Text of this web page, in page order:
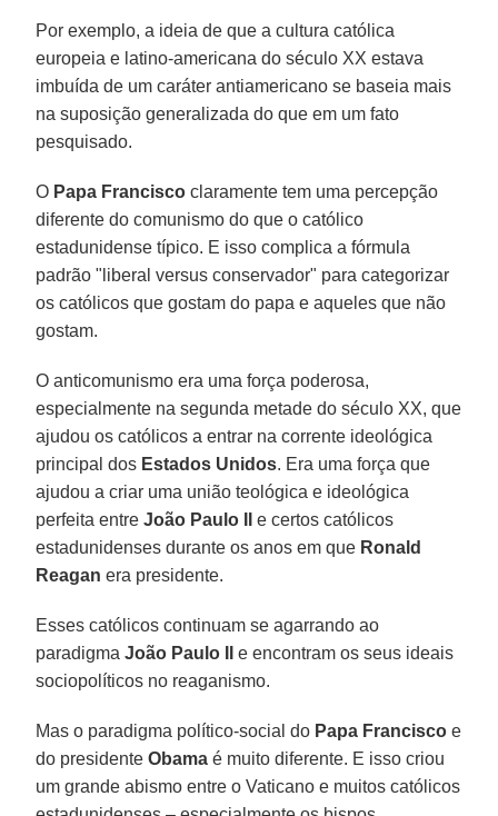
Por exemplo, a ideia de que a cultura católica
europeia e latino-americana do século XX estava
imbuída de um caráter antiamericano se baseia mais
na suposição generalizada do que em um fato
pesquisado.
O Papa Francisco claramente tem uma percepção
diferente do comunismo do que o católico
estadunidense típico. E isso complica a fórmula
padrão "liberal versus conservador" para categorizar
os católicos que gostam do papa e aqueles que não
gostam.
O anticomunismo era uma força poderosa,
especialmente na segunda metade do século XX, que
ajudou os católicos a entrar na corrente ideológica
principal dos Estados Unidos. Era uma força que
ajudou a criar uma união teológica e ideológica
perfeita entreJoão Paulo II
e certos católicos
estadunidenses durante os anos em que Ronald
Reagan era presidente.
Esses católicos continuam se agarrando ao
paradigmaJoão Paulo II
e encontram os seus ideais
sociopolíticos no reaganismo.
Mas o paradigma político-social do Papa Francisco e
do presidenteObama é muito diferente. E isso criou
um grande abismo entre o Vaticano e muitos católicos